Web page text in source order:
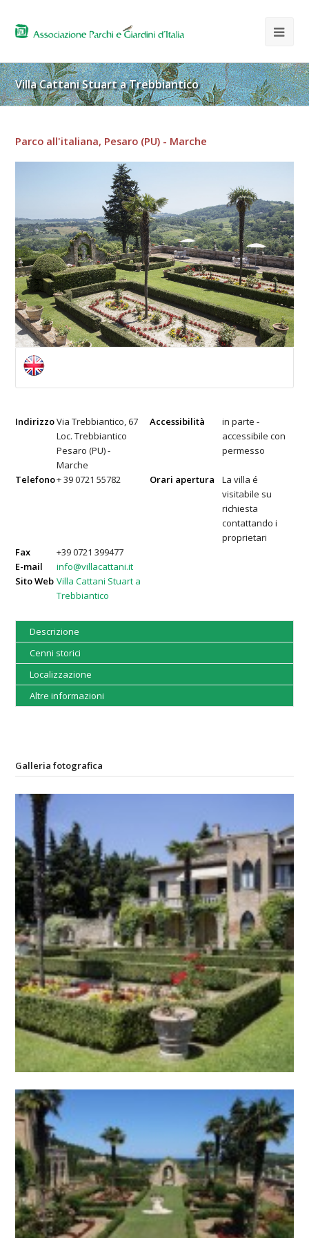
Villa Cattani Stuart a Trebbiantico
Parco all'italiana, Pesaro (PU) - Marche
IndirizzoVia Trebbiantico, 67
Loc. Trebbiantico
Pesaro (PU) -
Marche
Accessibilità
in parte -
accessibile con
permesso
Telefono+ 39 0721 55782 Orari apertura
La villa é
visitabile su
richiesta
contattando i
proprietari
Fax
+39 0721 399477
E-mail
info@villacattani.it
Sito Web Villa Cattani Stuart a
Trebbiantico
Descrizione
Cenni storici
Localizzazione
Altre informazioni
Galleria fotografica